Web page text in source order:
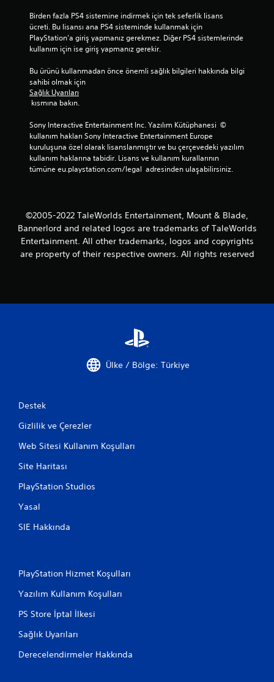
Birden fazla PS4 sistemine indirmek için tek seferlik lisans
ücreti. Bu lisansı ana PS4 sisteminde kullanmak için
PlayStation'a giriş yapmanız gerekmez. Diğer PS4 sistemlerinde
kullanım için ise giriş yapmanız gerekir.
Bu ürünü kullanmadan önce önemli sağlık bilgileri hakkında bilgi
sahibi olmak için
Sağlık Uyarıları
kısmına bakın.
Sony Interactive Entertainment Inc. Yazılım Kütüphanesi  ©
kullanım hakları Sony Interactive Entertainment Europe
kuruluşuna özel olarak lisanslanmıştır ve bu çerçevedeki yazılım
kullanım haklarına tabidir. Lisans ve kullanım kurallarının
tümüne eu.playstation.com/legal  adresinden ulaşabilirsiniz.
©2005-2022 TaleWorlds Entertainment, Mount & Blade,
Bannerlord and related logos are trademarks of TaleWorlds
Entertainment. All other trademarks, logos and copyrights
are property of their respective owners. All rights reserved
Ülke / Bölge: Türkiye
Destek
Gizlilik ve Çerezler
Web Sitesi Kullanım Koşulları
Site Haritası
PlayStation Studios
Yasal
SIE Hakkında
PlayStation Hizmet Koşulları
Yazılım Kullanım Koşulları
PS Store İptal İlkesi
Sağlık Uyarıları
Derecelendirmeler Hakkında